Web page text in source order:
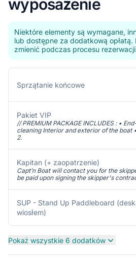
wyposażenie
Niektóre elementy są wymagane,
lub dostępne za dodatkową opłatą.
zmienić podczas procesu
Sprzątanie końcowe
Pakiet VIP
// PREMIUM PACKAGE INCLUDES : •
cleaning Interior and exterior of the boat
2.
Kapitan (+ zaopatrzenie)
Capt’n Boat will contact you for the
be paid upon signing the skipper's
SUP - Stand Up Paddleboard
wiosłem)
Pokaż wszystkie 6 dodatków